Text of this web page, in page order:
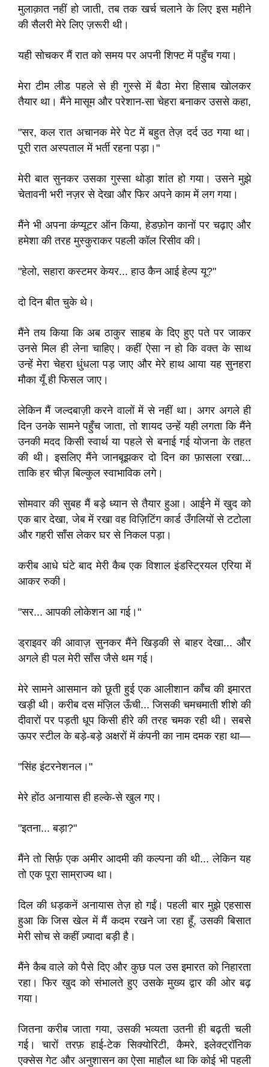
मुलाक़ात नहीं हो जाती, तब तक खर्च चलाने के लिए इस महीने
की सैलरी मेरे लिए ज़रूरी थी।
यही सोचकर मैं रात को समय पर अपनी शिफ्ट में पहुँच गया।
मेरा टीम लीड पहले से ही गुस्से में बैठा मेरा हिसाब खोलकर
तैयार था। मैंने मासूम और परेशान-सा चेहरा बनाकर उससे कहा,
"सर, कल रात अचानक मेरे पेट में बहुत तेज़ दर्द उठ गया था।
पूरी रात अस्पताल में भर्ती रहना पड़ा।"
मेरी बात सुनकर उसका गुस्सा थोड़ा शांत हो गया। उसने मुझे
चेतावनी भरी नज़र से देखा और फिर अपने काम में लग गया।
मैंने भी अपना कंप्यूटर ऑन किया, हेडफ़ोन कानों पर चढ़ाए और
हमेशा की तरह मुस्कुराकर पहली कॉल रिसीव की।
"हेलो, सहारा कस्टमर केयर... हाउ कैन आई हेल्प यू?"
दो दिन बीत चुके थे।
मैंने तय किया कि अब ठाकुर साहब के दिए हुए पते पर जाकर
उनसे मिल ही लेना चाहिए। कहीं ऐसा न हो कि वक्त के साथ
उन्हें मेरा चेहरा धुंधला पड़ जाए और मेरे हाथ आया यह सुनहरा
मौका यूँ ही फिसल जाए।
लेकिन मैं जल्दबाज़ी करने वालों में से नहीं था। अगर अगले ही
दिन उनके सामने पहुँच जाता, तो शायद उन्हें यही लगता कि मैंने
उनकी मदद किसी स्वार्थ या पहले से बनाई गई योजना के तहत
की थी। इसलिए मैंने जानबूझकर दो दिन का फ़ासला रखा...
ताकि हर चीज़ बिल्कुल स्वाभाविक लगे।
सोमवार की सुबह मैं बड़े ध्यान से तैयार हुआ। आईने में खुद को
एक बार देखा, जेब में रखा वह विज़िटिंग कार्ड उँगलियों से टटोला
और गहरी साँस लेकर घर से निकल पड़ा।
करीब आधे घंटे बाद मेरी कैब एक विशाल इंडस्ट्रियल एरिया में
आकर रुकी।
"सर... आपकी लोकेशन आ गई।"
ड्राइवर की आवाज़ सुनकर मैंने खिड़की से बाहर देखा... और
अगले ही पल मेरी साँस जैसे थम गई।
मेरे सामने आसमान को छूती हुई एक आलीशान काँच की इमारत
खड़ी थी। करीब दस मंज़िल ऊँची... जिसकी चमचमाती शीशे की
दीवारों पर पड़ती धूप किसी हीरे की तरह चमक रही थी। सबसे
ऊपर स्टील के बड़े-बड़े अक्षरों में कंपनी का नाम दमक रहा था—
"सिंह इंटरनेशनल।"
मेरे होंठ अनायास ही हल्के-से खुल गए।
"इतना... बड़ा?"
मैंने तो सिर्फ़ एक अमीर आदमी की कल्पना की थी... लेकिन यह
तो एक पूरा साम्राज्य था।
दिल की धड़कनें अनायास तेज़ हो गईं। पहली बार मुझे एहसास
हुआ कि जिस खेल में मैं कदम रखने जा रहा हूँ, उसकी बिसात
मेरी सोच से कहीं ज़्यादा बड़ी है।
मैंने कैब वाले को पैसे दिए और कुछ पल उस इमारत को निहारता
रहा। फिर खुद को संभालते हुए उसके मुख्य द्वार की ओर बढ़
गया।
जितना करीब जाता गया, उसकी भव्यता उतनी ही बढ़ती चली
गई। चारों तरफ़ हाई-टेक सिक्योरिटी, कैमरे, इलेक्ट्रॉनिक
एक्सेस गेट और अनुशासन का ऐसा माहौल था कि कोई भी पहली